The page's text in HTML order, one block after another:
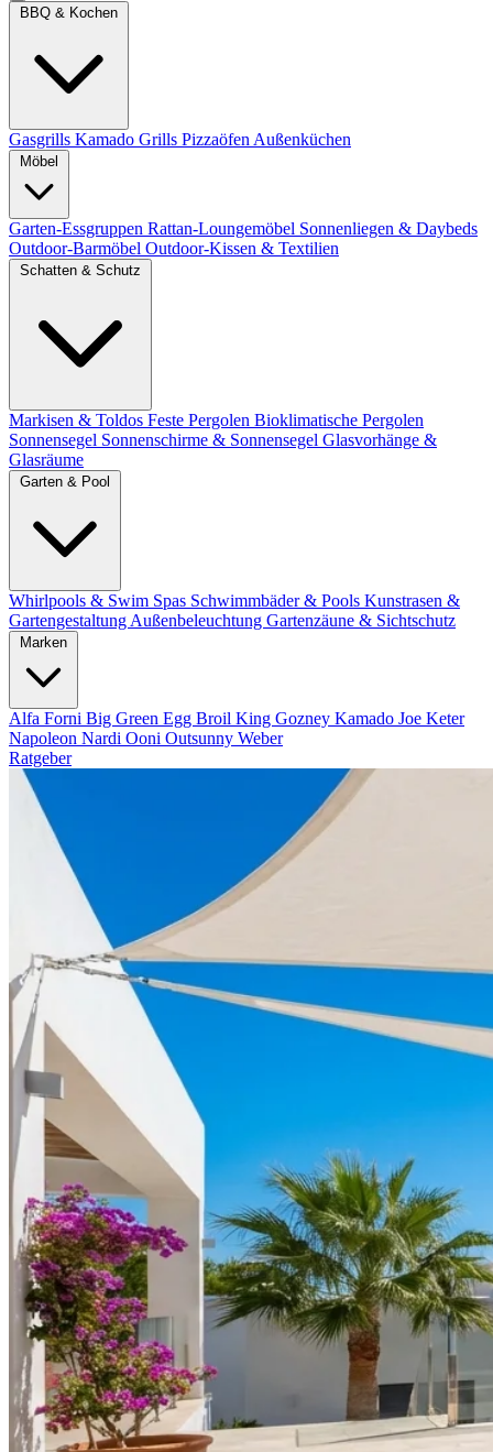
Gasgrills Kamado Grills Pizzaöfen Außenküchen
Garten-Essgruppen Rattan-Loungemöbel Sonnenliegen & Daybeds
Outdoor-Barmöbel Outdoor-Kissen & Textilien
Markisen & Toldos Feste Pergolen Bioklimatische Pergolen
Sonnensegel Sonnenschirme & Sonnensegel Glasvorhänge &
Glasräume
Whirlpools & Swim Spas Schwimmbäder & Pools Kunstrasen &
Gartengestaltung Außenbeleuchtung Gartenzäune & Sichtschutz
Alfa Forni Big Green Egg Broil King Gozney Kamado Joe Keter
Napoleon Nardi Ooni Outsunny Weber
Ratgeber